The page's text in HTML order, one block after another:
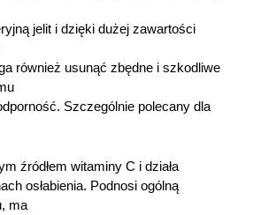
jelit i dzięki dużej zawartości
również usunąć zbędne i szkodliwe
Szczególnie polecany dla
źródłem witaminy C i działa
osłabienia. Podnosi ogólną
ma